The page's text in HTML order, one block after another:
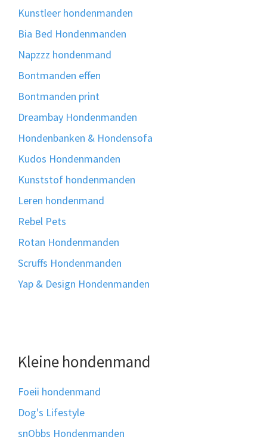
Kunstleer hondenmanden
Bia Bed Hondenmanden
Napzzz hondenmand
Bontmanden effen
Bontmanden print
Dreambay Hondenmanden
Hondenbanken & Hondensofa
Kudos Hondenmanden
Kunststof hondenmanden
Leren hondenmand
Rebel Pets
Rotan Hondenmanden
Scruffs Hondenmanden
Yap & Design Hondenmanden
Kleine hondenmand
Foeii hondenmand
Dog's Lifestyle
snObbs Hondenmanden